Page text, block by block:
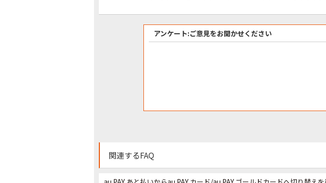
アンケート:ご意見をお聞かせください
関連するFAQ